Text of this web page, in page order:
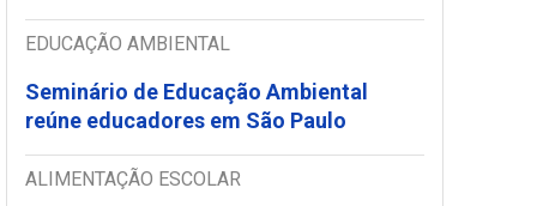
EDUCAÇÃO AMBIENTAL
Seminário de Educação Ambiental
reúne educadores em São Paulo
ALIMENTAÇÃO ESCOLAR